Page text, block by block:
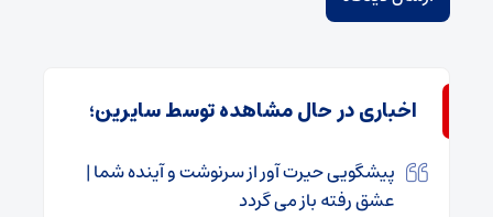
اخباری در حال مشاهده توسط سایرین؛
پیشگویی حیرت آور از سرنوشت و آینده شما |
عشق رفته باز می گردد